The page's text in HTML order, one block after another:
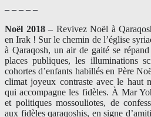
– – – – –
Noël 2018 – Revivez Noël à
en Irak ! Sur le chemin de l’église
à Qaraqosh, un air de gaité se
places publiques, les illuminations
cohortes d’enfants habillés en Père
climat joyeux contraste avec le haut
qui accompagne les fidèles. À Mar
et politiques mossouliotes, de
aux fidèles qaraqoshis, en signe